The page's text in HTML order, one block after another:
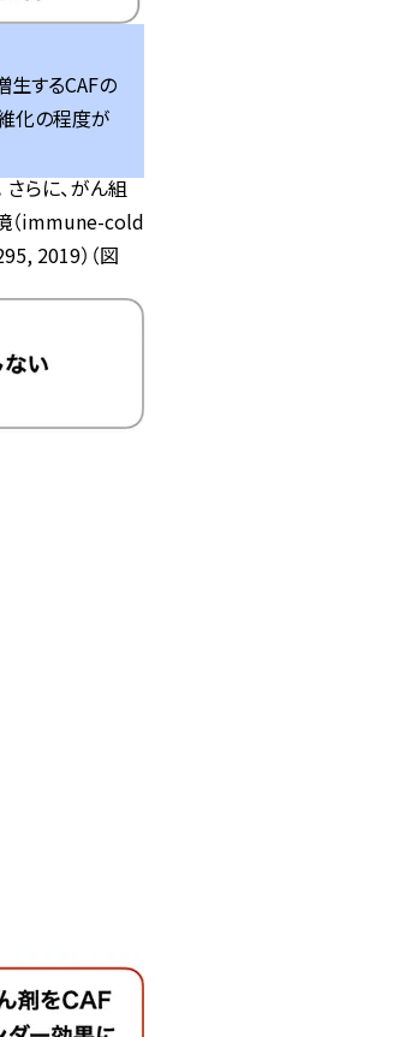
生するCAFの
化の程度が
らに、がん組
（immune-cold
2019）（図